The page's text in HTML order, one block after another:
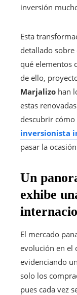
inversión
Esta
detallado
qué elementos
de ello,
Marjalizo han
estas
descubrir cómo
inversionista
pasar la
Un
exhibe
El mercado
evolución en el
evidenciando
solo los
pues cada vez